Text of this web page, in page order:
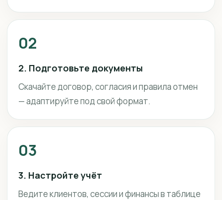
02
2. Подготовьте документы
Скачайте договор, согласия и правила отмен
— адаптируйте под свой формат.
03
3. Настройте учёт
Ведите клиентов, сессии и финансы в таблице